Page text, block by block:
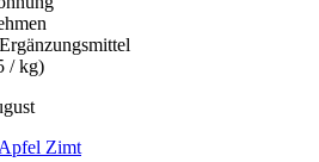
/ kg)